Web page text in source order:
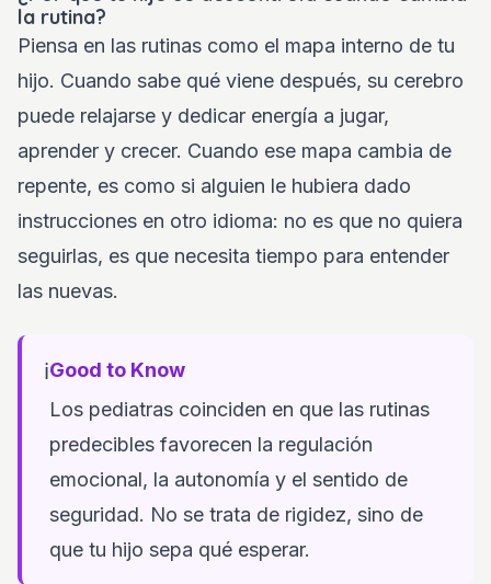
la rutina?
Piensa en las rutinas como el mapa interno de tu
hijo. Cuando sabe qué viene después, su cerebro
puede relajarse y dedicar energía a jugar,
aprender y crecer. Cuando ese mapa cambia de
repente, es como si alguien le hubiera dado
instrucciones en otro idioma: no es que no quiera
seguirlas, es que necesita tiempo para entender
las nuevas.
ℹ️Good to Know
Los pediatras coinciden en que las rutinas
predecibles favorecen la regulación
emocional, la autonomía y el sentido de
seguridad. No se trata de rigidez, sino de
que tu hijo sepa qué esperar.